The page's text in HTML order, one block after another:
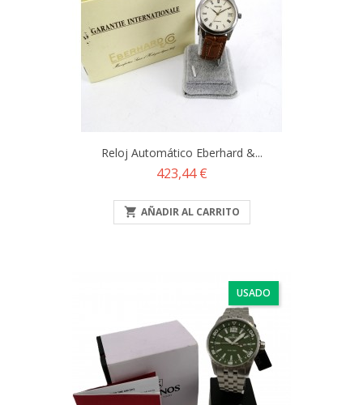
Reloj Automático Eberhard &...
Precio
423,44 €
 AÑADIR AL CARRITO
USADO